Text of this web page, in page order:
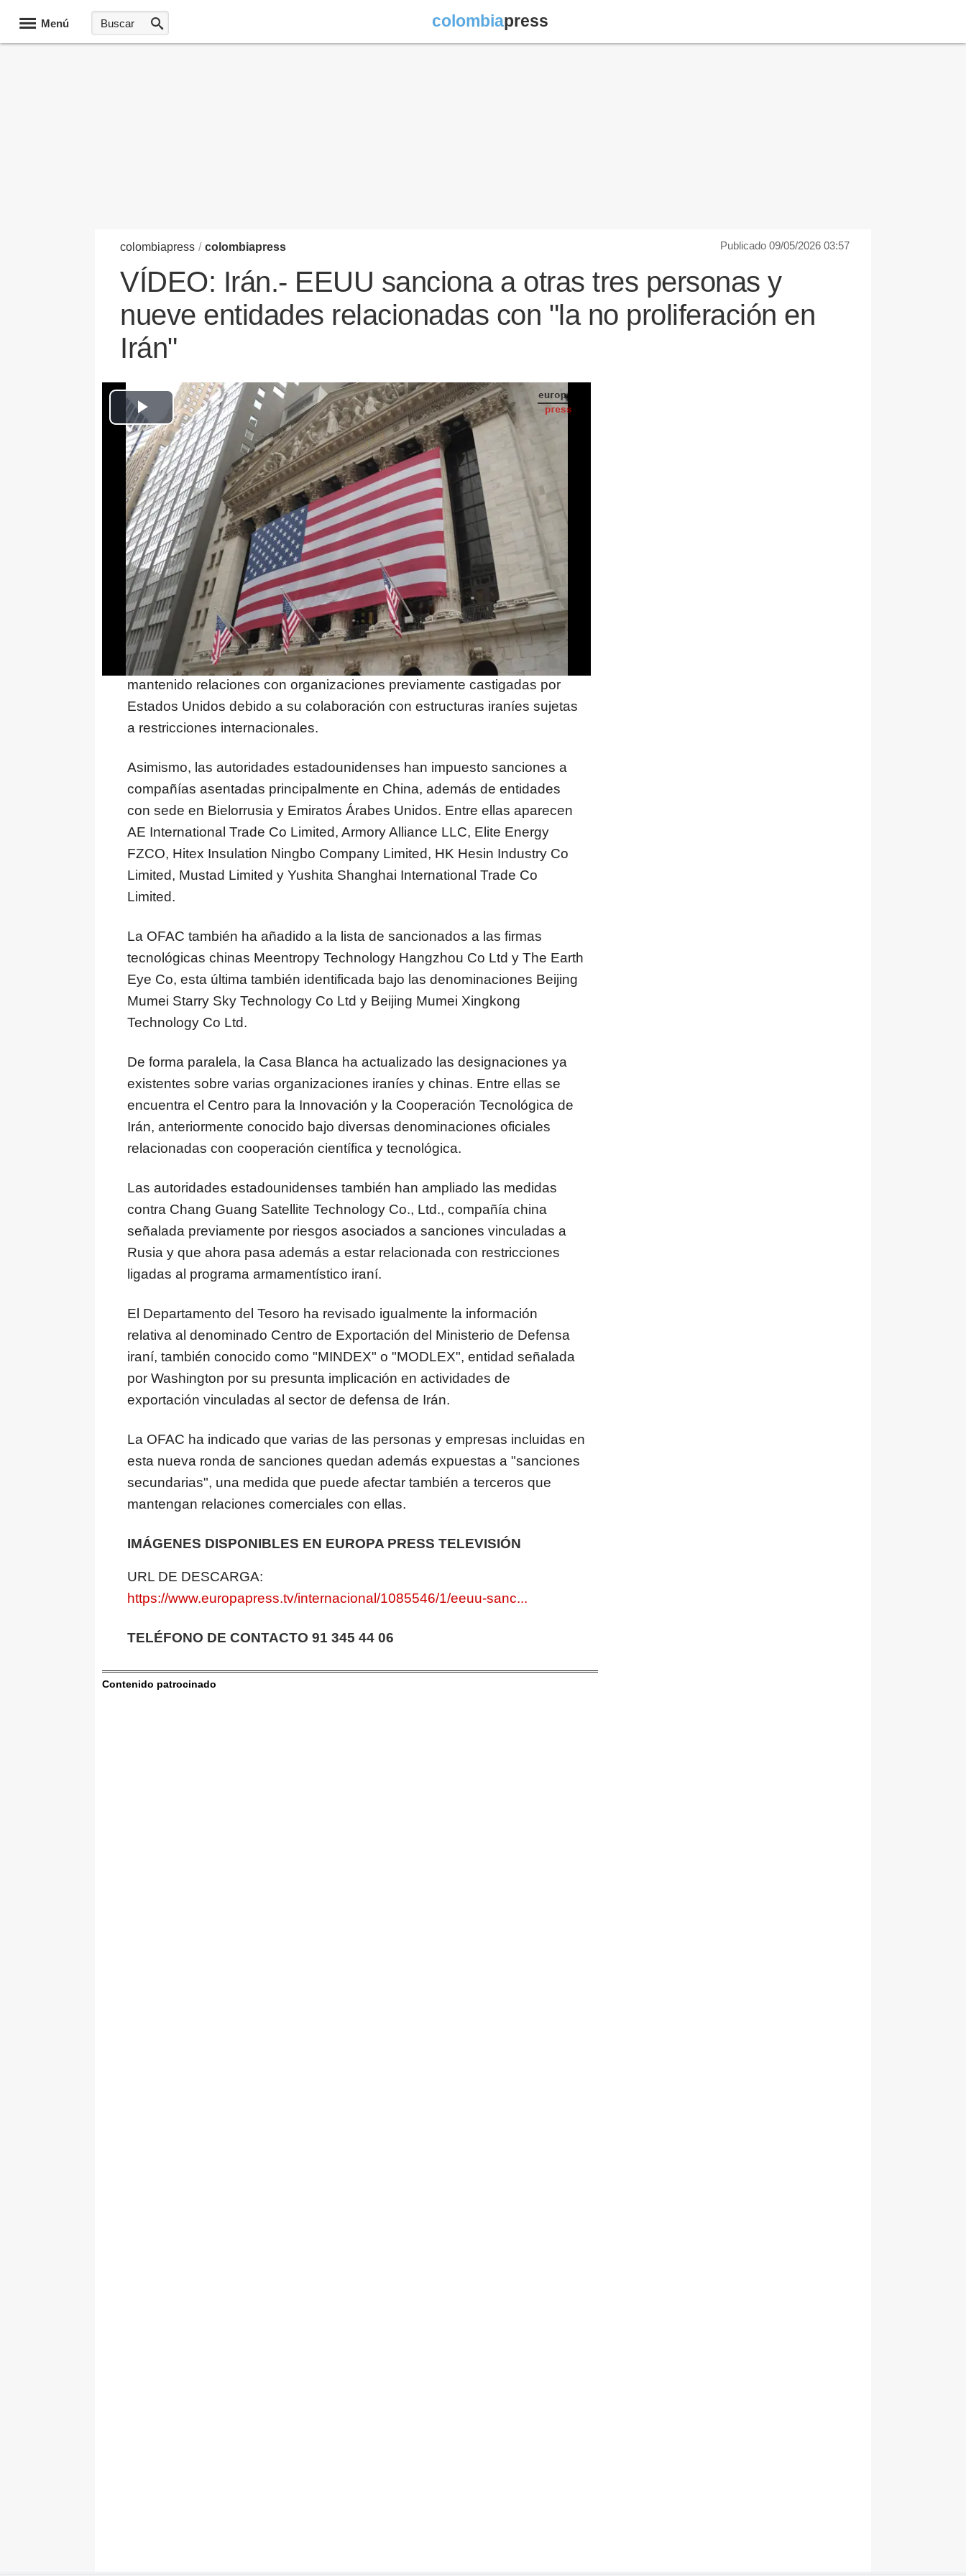
Menú colombiapress
colombiapress / colombiapress Publicado 09/05/2026 03:57
VÍDEO: Irán.- EEUU sanciona a otras tres personas y
nueve entidades relacionadas con "la no proliferación en
Irán"
Bandera de Estados Unidos - Europa Press/Contacto/Jimin Kim
MADRID 9 May. (EUROPA PRESS TELEVISIÓN) -
El Gobierno estadounidense ha anunciado este viernes la inclusión de
tres personas y nueve empresas --radicadas en China, Bielorrusia y
Emiratos Árabes Unidos-- en la lista de organizaciones especialmente
designadas (SDN, por sus siglas en inglés) de la Oficina de Control de
Activos Extranjeros (OFAC) por su presunta participación en redes de
apoyo a los programas militares y de proliferación armamentística de Irán.
El Departamento del Tesoro de Estados Unidos ha indicado en un
comunicado que esta decisión afecta al ciudadano chino Li Genping; el
iraní Mohammadmahdi Maleki, residente en Bielorrusia; y el empresario
bielorruso Mohammed Ali Tolibov. Según Washington, todos ellos habrían
mantenido relaciones con organizaciones previamente castigadas por
Estados Unidos debido a su colaboración con estructuras iraníes sujetas
a restricciones internacionales.
Asimismo, las autoridades estadounidenses han impuesto sanciones a
compañías asentadas principalmente en China, además de entidades
con sede en Bielorrusia y Emiratos Árabes Unidos. Entre ellas aparecen
AE International Trade Co Limited, Armory Alliance LLC, Elite Energy
FZCO, Hitex Insulation Ningbo Company Limited, HK Hesin Industry Co
Limited, Mustad Limited y Yushita Shanghai International Trade Co
Limited.
La OFAC también ha añadido a la lista de sancionados a las firmas
tecnológicas chinas Meentropy Technology Hangzhou Co Ltd y The Earth
Eye Co, esta última también identificada bajo las denominaciones Beijing
Mumei Starry Sky Technology Co Ltd y Beijing Mumei Xingkong
Technology Co Ltd.
De forma paralela, la Casa Blanca ha actualizado las designaciones ya
existentes sobre varias organizaciones iraníes y chinas. Entre ellas se
encuentra el Centro para la Innovación y la Cooperación Tecnológica de
Irán, anteriormente conocido bajo diversas denominaciones oficiales
relacionadas con cooperación científica y tecnológica.
Las autoridades estadounidenses también han ampliado las medidas
contra Chang Guang Satellite Technology Co., Ltd., compañía china
señalada previamente por riesgos asociados a sanciones vinculadas a
Rusia y que ahora pasa además a estar relacionada con restricciones
ligadas al programa armamentístico iraní.
El Departamento del Tesoro ha revisado igualmente la información
relativa al denominado Centro de Exportación del Ministerio de Defensa
iraní, también conocido como "MINDEX" o "MODLEX", entidad señalada
por Washington por su presunta implicación en actividades de
exportación vinculadas al sector de defensa de Irán.
La OFAC ha indicado que varias de las personas y empresas incluidas en
esta nueva ronda de sanciones quedan además expuestas a "sanciones
secundarias", una medida que puede afectar también a terceros que
mantengan relaciones comerciales con ellas.
IMÁGENES DISPONIBLES EN EUROPA PRESS TELEVISIÓN
URL DE DESCARGA:
https://www.europapress.tv/internacional/1085546/1/eeuu-sanc...
TELÉFONO DE CONTACTO 91 345 44 06
Contenido patrocinado